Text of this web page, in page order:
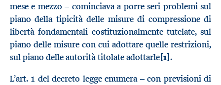
mese e mezzo – cominciava a porre seri problemi sul
piano della tipicità delle misure di compressione di
libertà fondamentali costituzionalmente tutelate, sul
piano delle misure con cui adottare quelle restrizioni,
sul piano delle autorità titolate adottarle[1].
L’art. 1 del decreto legge enumera – con previsioni di